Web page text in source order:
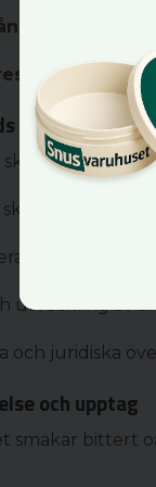
syntetiskt
skäl till att
helt
kemisk
utveckling av
och juridiska
och upptag
smakar bittert